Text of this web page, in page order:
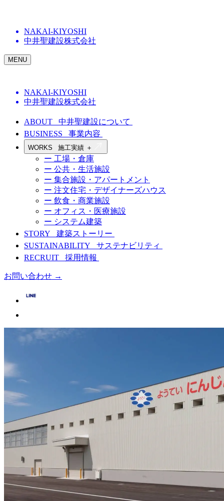
NAKAI-KIYOSHI
中井聖建設株式会社
MENU
NAKAI-KIYOSHI
中井聖建設株式会社
ABOUT 中井聖建設について
BUSINESS 事業内容
WORKS 施工実績 ＋
ー 工場・倉庫
ー 公共・生活施設
ー 集合施設・アパートメント
ー 注文住宅・デザイナーズハウス
ー 飲食・商業施設
ー オフィス・医療施設
ー システム建築
STORY 建築ストーリー
SUSTAINABILITY サステナビリティ
RECRUIT 採用情報
お問い合わせ →